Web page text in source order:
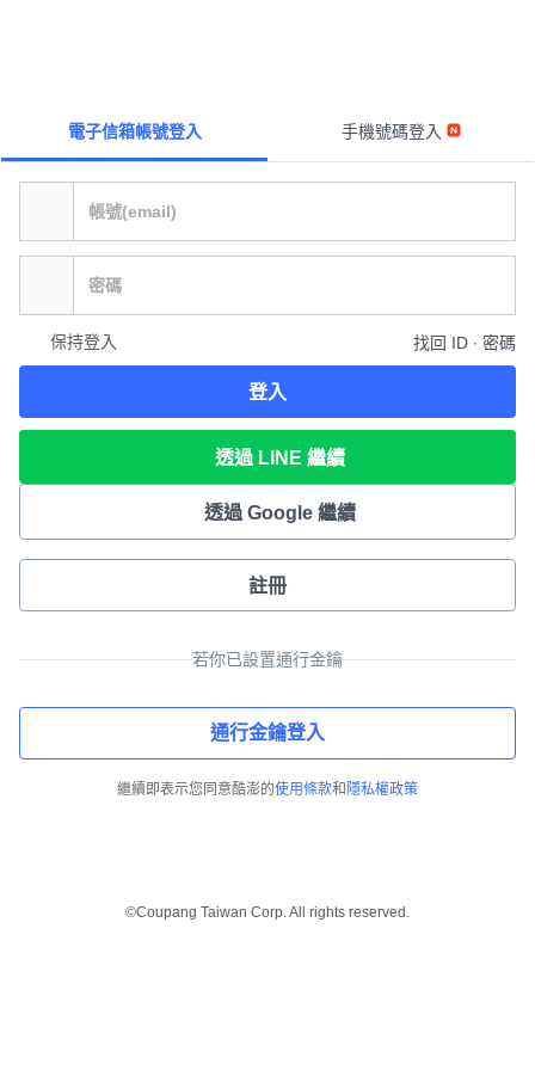
電子信箱帳號登入 手機號碼登入
保持登入 找回 ID ∙ 密碼
登入
透過 LINE 繼續
透過 Google 繼續
註冊
若你已設置通行金鑰
通行金鑰登入
繼續即表示您同意酷澎的使用條款和 隱私權政策
©Coupang Taiwan Corp. All rights reserved.